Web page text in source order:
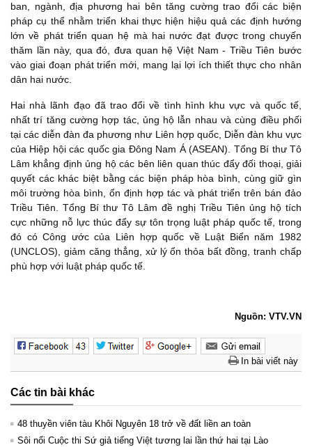
ban, ngành, địa phương hai bên tăng cường trao đổi các biện
pháp cụ thể nhằm triển khai thực hiện hiệu quả các định hướng
lớn về phát triển quan hệ mà hai nước đạt được trong chuyến
thăm lần này, qua đó, đưa quan hệ Việt Nam - Triều Tiên bước
vào giai đoạn phát triển mới, mang lại lợi ích thiết thực cho nhân
dân hai nước.
Hai nhà lãnh đạo đã trao đổi về tình hình khu vực và quốc tế,
nhất trí tăng cường hợp tác, ủng hộ lẫn nhau và cùng điều phối
tại các diễn đàn đa phương như Liên hợp quốc, Diễn đàn khu vực
của Hiệp hội các quốc gia Đông Nam Á (ASEAN). Tổng Bí thư Tô
Lâm khẳng định ủng hộ các bên liên quan thúc đẩy đối thoại, giải
quyết các khác biệt bằng các biện pháp hòa bình, cùng giữ gìn
môi trường hòa bình, ổn định hợp tác và phát triển trên bán đảo
Triều Tiên. Tổng Bí thư Tô Lâm đề nghị Triều Tiên ủng hộ tích
cực những nỗ lực thúc đẩy sự tôn trọng luật pháp quốc tế, trong
đó có Công ước của Liên hợp quốc về Luật Biển năm 1982
(UNCLOS), giảm căng thẳng, xử lý ổn thỏa bất đồng, tranh chấp
phù hợp với luật pháp quốc tế.
Nguồn: VTV.VN
In bài viết này
Các tin bài khác
48 thuyền viên tàu Khôi Nguyên 18 trở về đất liền an toàn
Sôi nổi Cuộc thi Sứ giả tiếng Việt tương lai lần thứ hai tại Lào